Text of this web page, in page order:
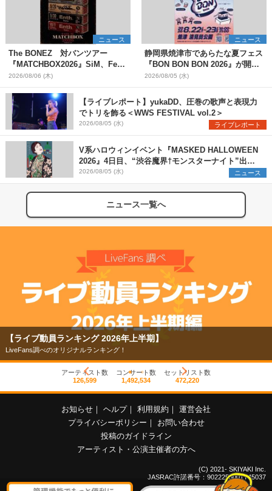
ニュース
The BONEZ 対バンツアー
『MATCHBOX2026』SiM、Fear,
and Loathing in Las Vegasら対
バンアーティストを一斉解禁
2026/08/06 (木)
ニュース
静岡県焼津市であらたな夏フェス
『BON BON BON 2026』が開
催 音楽ライブ×盆踊り×DJ×屋台
グルメ×ランタンナイトで彩る2日
間
2026/08/05 (水)
【ライブレポート】yukaDD、圧巻の歌声と表現力
でトリを飾る＜WWS FESTIVAL vol.2＞
2026/08/05 (水) ライブレポート
V系ハロウィンイベント『MASKED HALLOWEEN
2026』4日目、“渋谷魔界†モンスターナイト”出演6
組を発表
2026/08/05 (水) ニュース
ニュース一覧へ
【ライブ動員ランキング 2026年上半期】
LiveFans調べのオリジナルランキング！
アーティスト数
126,599
コンサート数
1,492,534
セットリスト数
472,220
お知らせ ｜ ヘルプ｜ 利用規約 ｜ 運営会社
プライバシーポリシー ｜
お問い合わせ
投稿のガイドライン
アーティスト・公演主催者の方へ
(C) 2021- SKIYAKI Inc.
JASRAC許諾番号：9022255001Y45037